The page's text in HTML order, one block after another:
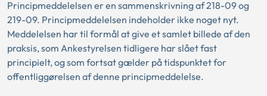
Principmeddelelsen er en sammenskrivning af 218-09 og
219-09. Principmeddelelsen indeholder ikke noget nyt.
Meddelelsen har til formål at give et samlet billede af den
praksis, som Ankestyrelsen tidligere har slået fast
principielt, og som fortsat gælder på tidspunktet for
offentliggørelsen af denne principmeddelelse.